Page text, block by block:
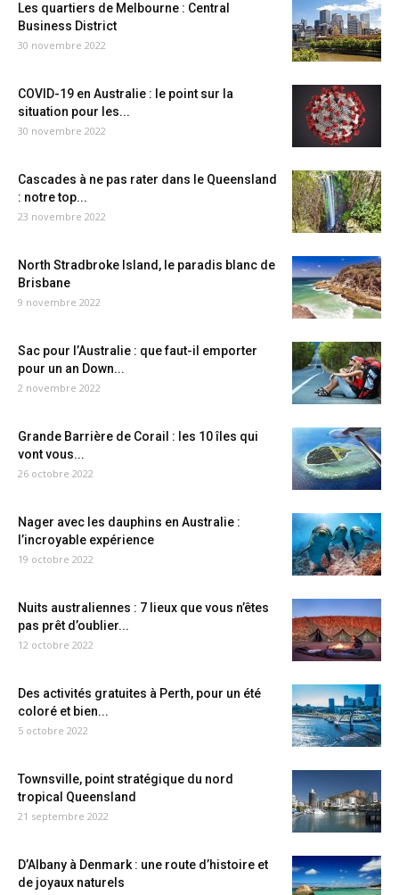
Les quartiers de Melbourne : Central
Business District
30 novembre 2022
COVID-19 en Australie : le point sur la
situation pour les...
30 novembre 2022
Cascades à ne pas rater dans le Queensland
: notre top...
23 novembre 2022
North Stradbroke Island, le paradis blanc de
Brisbane
9 novembre 2022
Sac pour l’Australie : que faut-il emporter
pour un an Down...
2 novembre 2022
Grande Barrière de Corail : les 10 îles qui
vont vous...
26 octobre 2022
Nager avec les dauphins en Australie :
l’incroyable expérience
19 octobre 2022
Nuits australiennes : 7 lieux que vous n’êtes
pas prêt d’oublier...
12 octobre 2022
Des activités gratuites à Perth, pour un été
coloré et bien...
5 octobre 2022
Townsville, point stratégique du nord
tropical Queensland
21 septembre 2022
D’Albany à Denmark : une route d’histoire et
de joyaux naturels